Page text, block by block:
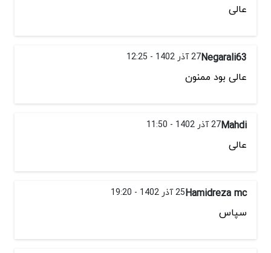
عالی
Negarali6327 آذر 1402 - 12:25
عالی بود ممنون
Mahdi27 آذر 1402 - 11:50
عالی
Hamidreza mc25 آذر 1402 - 19:20
سپاس